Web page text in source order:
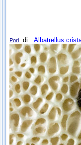
Pori di Albatrellus